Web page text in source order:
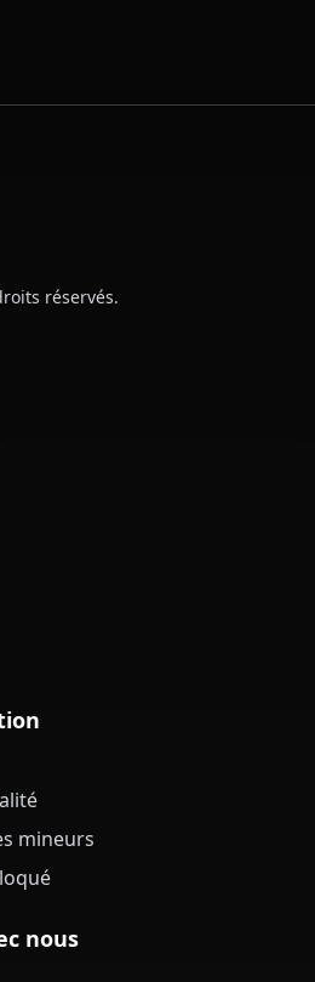
réservés.
mineurs
nous